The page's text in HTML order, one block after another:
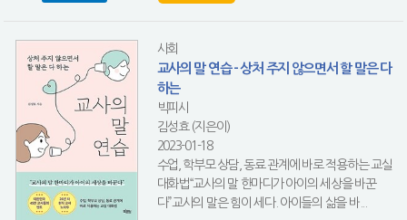
사회
교사의 말 연습 - 상처 주지 않으면서 할 말은 다
하는
빅피시
김성효 (지은이)
2023-01-18
수업, 학부모 상담, 동료 관계에 바로 적용하는 교실
대화법“교사의 말 한마디가 아이의 세상을 바꾼
다”교사의 말은 힘이 세다. 아이들의 삶을 바...